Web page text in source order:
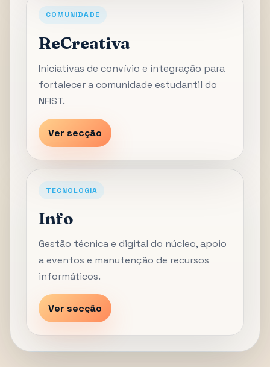
COMUNIDADE
ReCreativa
Iniciativas de convívio e integração para
fortalecer a comunidade estudantil do
NFIST.
Ver secção
TECNOLOGIA
Info
Gestão técnica e digital do núcleo, apoio
a eventos e manutenção de recursos
informáticos.
Ver secção